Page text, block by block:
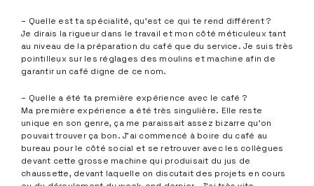
– Quelle est ta spécialité, qu’est ce qui te rend différent ?
Je dirais la rigueur dans le travail et mon côté méticuleux tant
au niveau de la préparation du café que du service. Je suis très
pointilleux sur les réglages des moulins et machine afin de
garantir un café digne de ce nom.
– Quelle a été ta première expérience avec le café ?
Ma première expérience a été très singulière. Elle reste
unique en son genre, ça me paraissait assez bizarre qu’on
pouvait trouver ça bon. J’ai commencé à boire du café au
bureau pour le côté social et se retrouver avec les collègues
devant cette grosse machine qui produisait du jus de
chaussette, devant laquelle on discutait des projets en cours